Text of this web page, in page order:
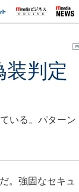
判定
いる。パターン
。強固なセキュ